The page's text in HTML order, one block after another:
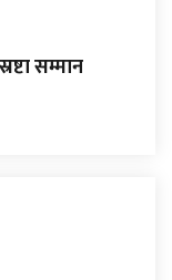
सम्मान